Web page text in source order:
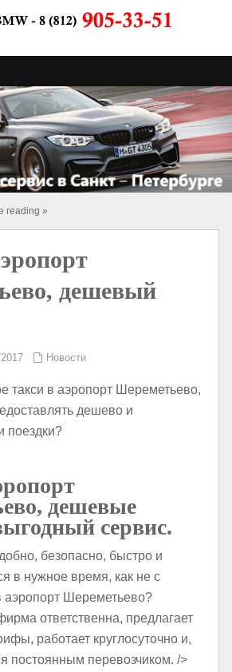
reading »
дешевый
Новости
такси в аэропорт Шереметьево,
дешево и
поездки?
дешевые
сервис.
безопасно, быстро и
в нужное время, как не с
аэропорт Шереметьево?
ответственна, предлагает
работает круглосуточно и,
постоянным перевозчиком. />